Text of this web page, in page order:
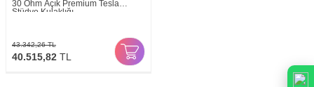
30 Ohm Açık Premium Tesla
Stüdyo Kulaklığı
43.342,26TL
40.515,82 TL